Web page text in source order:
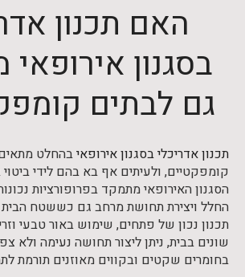
האם תכנון
בסגנון
גם לבתים
תכנון אדריכלי בסגנון אירופאיבהחלט
קומפקטיים, ולעיתים אף בא בהם לידי ביטוי
הסגנון האירופאי מתמקד בפרופורציות
החלל ויצירת תחושת מרחב גם כששטח
תכנון נכון של פתחים, שימוש באור טבעי
שונים בבית, ניתן ליצור תחושה נעימה ולא
בחומרים שקטים ובקווים מאוזנים תורמת